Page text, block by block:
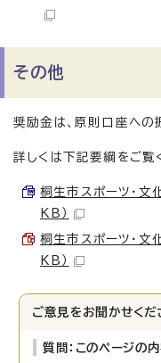
その他
奨励金は、原則口座への
詳しくは下記要綱をご覧
桐生市スポーツ・
KB）
桐生市スポーツ・
KB）
ご意見をお聞かせくだ
質問：このページの